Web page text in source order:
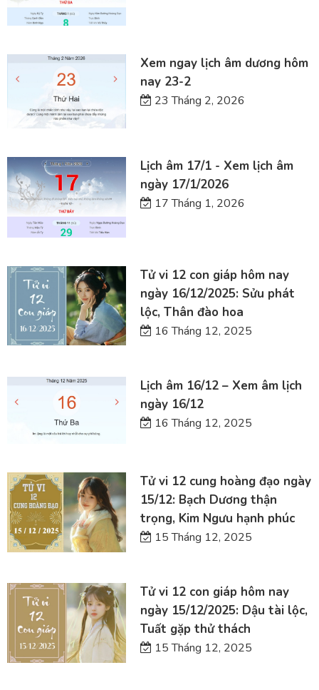
Xem ngay lịch âm dương hôm
nay 23-2
23 Tháng 2, 2026
Lịch âm 17/1 - Xem lịch âm
ngày 17/1/2026
17 Tháng 1, 2026
Tử vi 12 con giáp hôm nay
ngày 16/12/2025: Sửu phát
lộc, Thân đào hoa
16 Tháng 12, 2025
Lịch âm 16/12 – Xem âm lịch
ngày 16/12
16 Tháng 12, 2025
Tử vi 12 cung hoàng đạo ngày
15/12: Bạch Dương thận
trọng, Kim Ngưu hạnh phúc
15 Tháng 12, 2025
Tử vi 12 con giáp hôm nay
ngày 15/12/2025: Dậu tài lộc,
Tuất gặp thử thách
15 Tháng 12, 2025